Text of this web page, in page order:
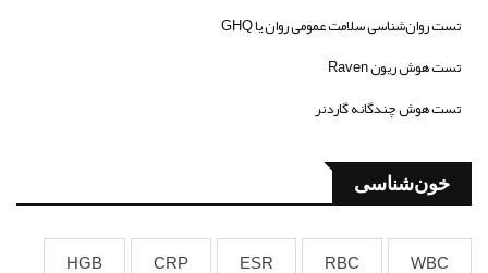
تست روان‌شناسی سلامت عمومی روان یا GHQ
تست هوش ریون Raven
تست هوش چندگانه گاردنر
خون‌شناسی
WBC
RBC
ESR
CRP
HGB